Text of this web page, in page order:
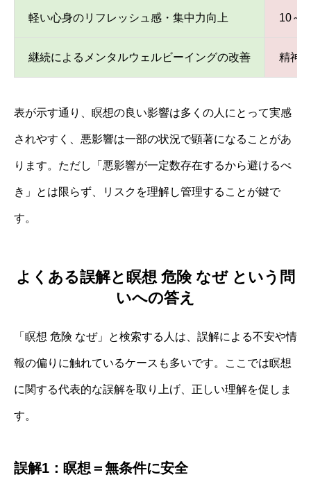
軽い心身のリフレッシュ感・集中力向上 10～
継続によるメンタルウェルビーイングの改善 精神
表が示す通り、瞑想の良い影響は多くの人にとって実感
されやすく、悪影響は一部の状況で顕著になることがあ
ります。ただし「悪影響が一定数存在するから避けるべ
き」とは限らず、リスクを理解し管理することが鍵で
す。
よくある誤解と瞑想 危険 なぜ という問
いへの答え
「瞑想 危険 なぜ」と検索する人は、誤解による不安や情
報の偏りに触れているケースも多いです。ここでは瞑想
に関する代表的な誤解を取り上げ、正しい理解を促しま
す。
誤解1：瞑想＝無条件に安全